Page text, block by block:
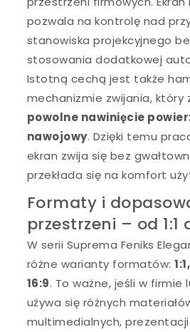
pozwala na kontrolę nad
stanowiska projekcyjnego
stosowania dodatkowej
Istotną cechą jest także
mechanizmie zwijania, który
powolne nawinięcie
nawojowy. Dzięki temu
ekran zwija się bez
przekłada się na komfort
Formaty i
przestrzeni – od 1:1
W serii Suprema Feniks
różne warianty formatów:
16:9. To ważne, jeśli w firmie
używa się różnych
multimedialnych,